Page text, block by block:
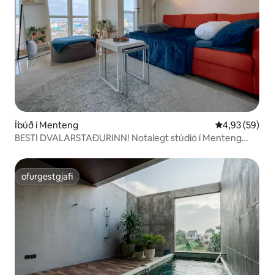
Íbúð í Menteng 4,93 af 5 í
4,93 (59)
BESTI DVALARSTAÐURINN! Notalegt stúdíó í Menteng
ofurgestgjafi
ofurgestgjafi